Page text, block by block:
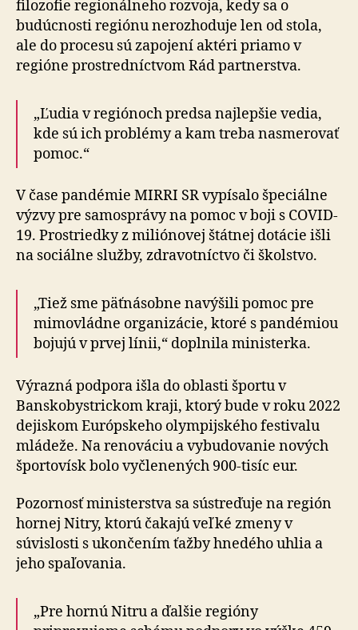
filozofie regionálneho rozvoja, kedy sa o
budúcnosti regiónu nerozhoduje len od stola,
ale do procesu sú zapojení aktéri priamo v
regióne prostredníctvom Rád partnerstva.
„Ľudia v regiónoch predsa najlepšie vedia,
kde sú ich problémy a kam treba nasmerovať
pomoc.“
V čase pandémie MIRRI SR vypísalo špeciálne
výzvy pre samosprávy na pomoc v boji s COVID-
19. Prostriedky z miliónovej štátnej dotácie išli
na sociálne služby, zdravotníctvo či školstvo.
„Tiež sme päťnásobne navýšili pomoc pre
mimovládne organizácie, ktoré s pandémiou
bojujú v prvej línii,“ doplnila ministerka.
Výrazná podpora išla do oblasti športu v
Banskobystrickom kraji, ktorý bude v roku 2022
dejiskom Európskeho olympijského festivalu
mládeže. Na renováciu a vybudovanie nových
športovísk bolo vyčlenených 900-tisíc eur.
Pozornosť ministerstva sa sústreďuje na región
hornej Nitry, ktorú čakajú veľké zmeny v
súvislosti s ukončením ťažby hnedého uhlia a
jeho spaľovania.
„Pre hornú Nitru a ďalšie regióny